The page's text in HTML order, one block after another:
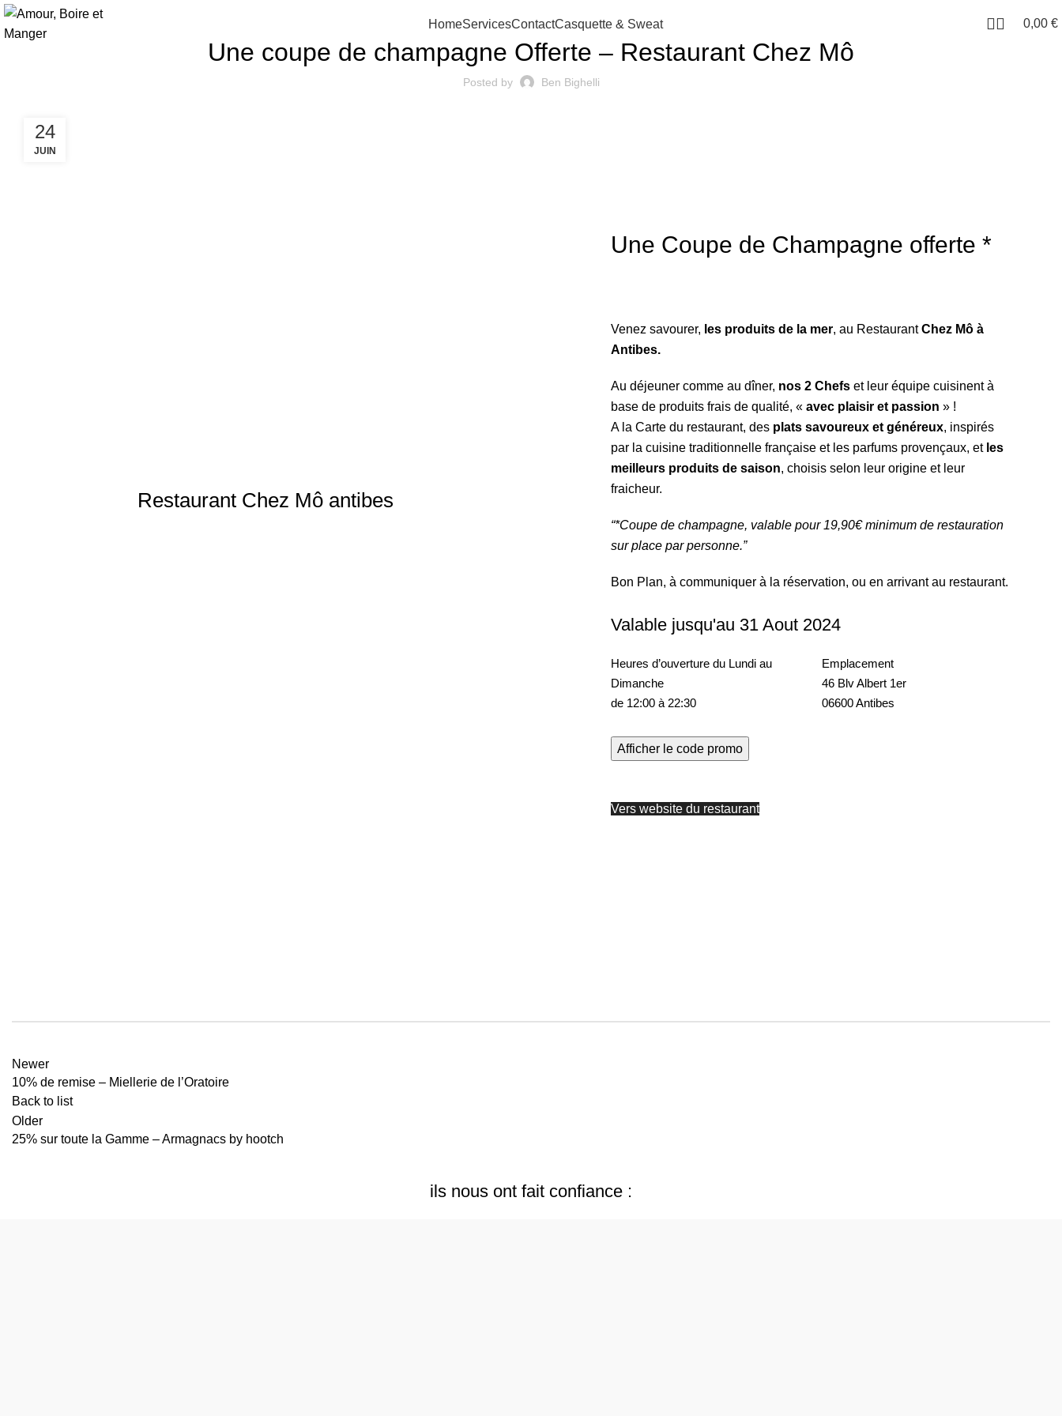
HomeServicesContactCasquette & Sweat 0,00 €
Une coupe de champagne Offerte – Restaurant Chez Mô
Posted by Ben Bighelli
24
JUIN
Restaurant Chez Môantibes
Une Coupe de Champagne offerte *
Venez savourer, les produits de la mer, au RestaurantChez Mô à
Antibes.
Au déjeuner comme au dîner, nos 2 Chefset leur équipe cuisinent à
base de produits frais de qualité, « avec plaisir et passion » !
A la Carte du restaurant, des plats savoureux et généreux, inspirés
par la cuisine traditionnelle française et les parfums provençaux, et les
meilleurs produits de saison, choisis selon leur origine et leur
fraicheur.
“*Coupe de champagne, valable pour 19,90€ minimum de restauration
sur place par personne.”
Bon Plan, à communiquer à la réservation, ou en arrivant au restaurant.
Valable jusqu'au 31 Aout 2024
Heures d’ouverture du Lundi au
Dimanche
de 12:00 à 22:30
Emplacement
46 Blv Albert 1er
06600 Antibes
Afficher le code promo
Vers website du restaurant
Newer
10% de remise – Miellerie de l’Oratoire
Back to list
Older
25% sur toute la Gamme – Armagnacs by hootch
ils nous ont fait confiance :